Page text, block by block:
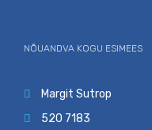
NÕUANDVA KOGU ESIMEES
 Margit Sutrop
 520 7183